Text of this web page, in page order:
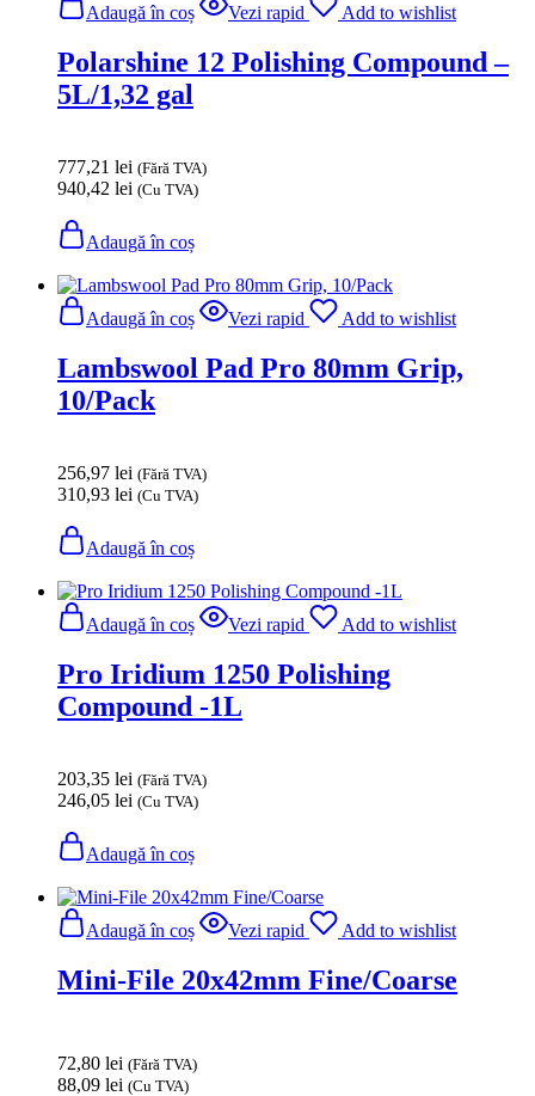
Adaugă în coș Vezi rapid Add to wishlist
Polarshine 12 Polishing Compound –
5L/1,32 gal
777,21 lei (Fără TVA)
940,42 lei (Cu TVA)
Adaugă în coș
Adaugă în coș Vezi rapid Add to wishlist
Lambswool Pad Pro 80mm Grip,
10/Pack
256,97 lei (Fără TVA)
310,93 lei (Cu TVA)
Adaugă în coș
Adaugă în coș Vezi rapid Add to wishlist
Pro Iridium 1250 Polishing
Compound -1L
203,35 lei (Fără TVA)
246,05 lei (Cu TVA)
Adaugă în coș
Adaugă în coș Vezi rapid Add to wishlist
Mini-File 20x42mm Fine/Coarse
72,80 lei (Fără TVA)
88,09 lei (Cu TVA)